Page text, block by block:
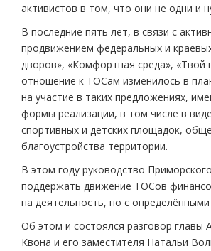
активистов в том, что они не одни и
В последние пять лет, в связи с
продвижением федеральных и
дворов», «Комфортная среда», «Твой
отношение к ТОСам изменилось в
на участие в таких предложениях,
формы реализации, в том числе в
спортивных и детских площадок,
благоустройства территории.
В этом году руководство
поддержать движение ТОСов
на деятельность, но с
Об этом и состоялся разговор главы
Квона и его заместителя Натальи